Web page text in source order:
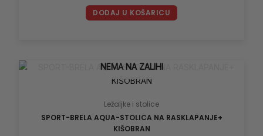
DODAJ U KOŠARICU
NEMA NA ZALIHI
Ležaljke i stolice
SPORT-BRELA AQUA-STOLICA NA RASKLAPANJE+
KIŠOBRAN